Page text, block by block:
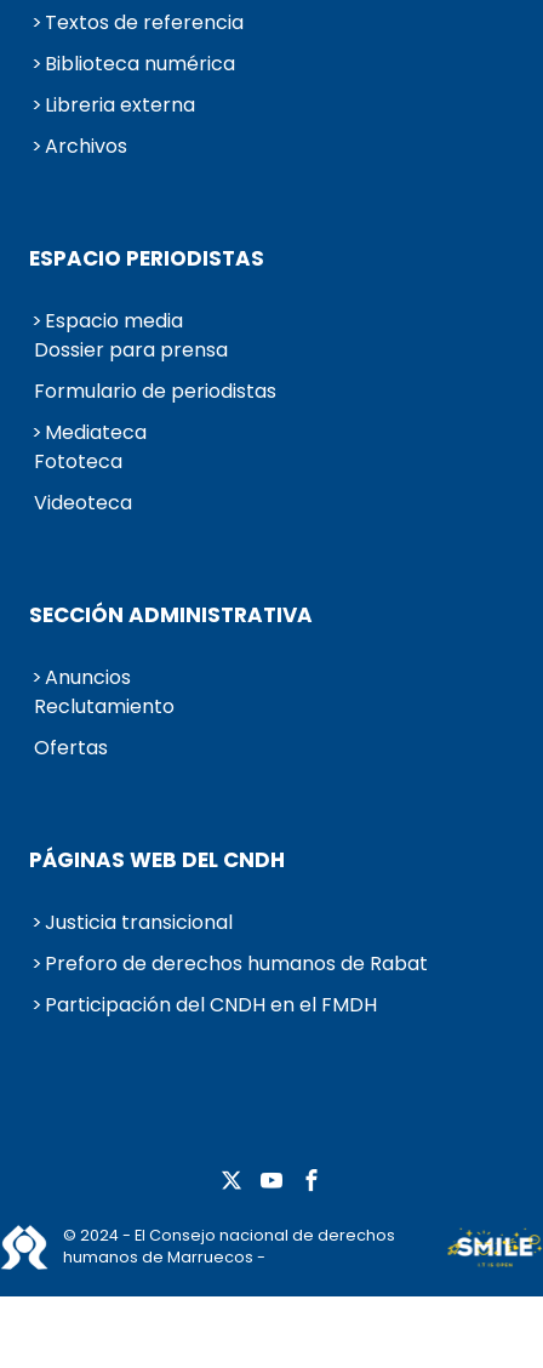
Textos de referencia
Biblioteca numérica
Libreria externa
Archivos
ESPACIO PERIODISTAS
Espacio media
Dossier para prensa
Formulario de periodistas
Mediateca
Fototeca
Videoteca
SECCIÓN ADMINISTRATIVA
Anuncios
Reclutamiento
Ofertas
PÁGINAS WEB DEL CNDH
Justicia transicional
Preforo de derechos humanos de Rabat
Participación del CNDH en el FMDH
© 2024 - El Consejo nacional de derechos
humanos de Marruecos -